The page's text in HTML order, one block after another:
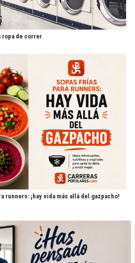
ropa de correr
runners: ¡hay vida más allá del gazpacho!